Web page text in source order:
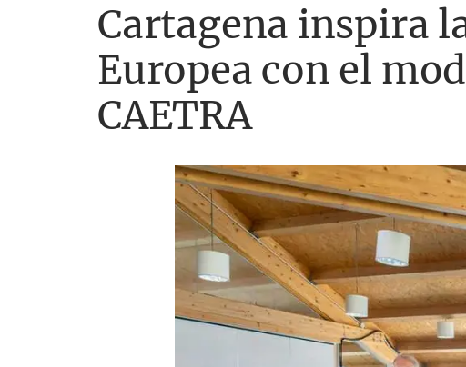
Cartagena inspira
Europea con el
CAETRA